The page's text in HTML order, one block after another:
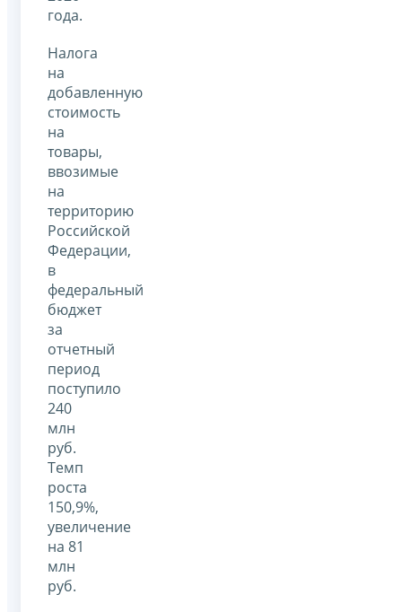
года.
Налога
на
добавленную
стоимость
на
товары,
ввозимые
на
территорию
Российской
Федерации,
в
федеральный
бюджет
за
отчетный
период
поступило
240
млн
руб.
Темп
роста
150,9%,
увеличение
на 81
млн
руб.